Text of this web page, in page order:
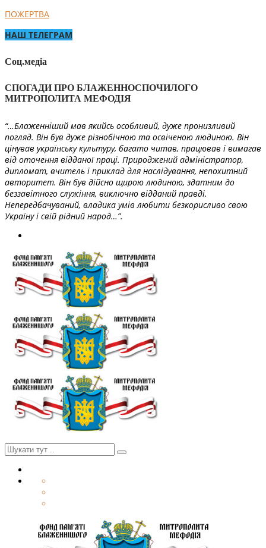
ПОЖЕРТВА
НАШ ТЕЛЕГРАМ
Соц.медіа
СПОГАДИ ПРО БЛАЖЕННОСПОЧИЛОГО
МИТРОПОЛИТА МЕФОДІЯ
“…Блаженніший мав якийсь особливий, дуже пронизливий
погляд. Він був дуже різнобічною та освіченою людиною. Він
цінував українську культуру, багато читав, працював і вимагав
від оточення відданої праці. Природжений адміністратор,
дипломат, вчитель і приклад для наслідування, непохитний
авторитет. Він був дійсно щирою людиною, здатним до
беззавітного служіння, виключно відданий правді.
Непередбачуваний, владика умів любити безкорисливо свою
Україну і свій рідний народ…”.